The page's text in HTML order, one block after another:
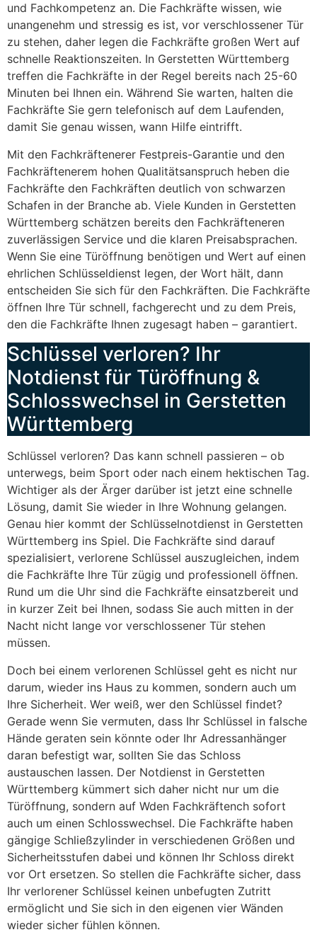
und Fachkompetenz an. Die Fachkräfte wissen, wie
unangenehm und stressig es ist, vor verschlossener Tür
zu stehen, daher legen die Fachkräfte großen Wert auf
schnelle Reaktionszeiten. In Gerstetten Württemberg
treffen die Fachkräfte in der Regel bereits nach 25-60
Minuten bei Ihnen ein. Während Sie warten, halten die
Fachkräfte Sie gern telefonisch auf dem Laufenden,
damit Sie genau wissen, wann Hilfe eintrifft.
Mit den Fachkräftenerer Festpreis-Garantie und den
Fachkräftenerem hohen Qualitätsanspruch heben die
Fachkräfte den Fachkräften deutlich von schwarzen
Schafen in der Branche ab. Viele Kunden in Gerstetten
Württemberg schätzen bereits den Fachkräfteneren
zuverlässigen Service und die klaren Preisabsprachen.
Wenn Sie eine Türöffnung benötigen und Wert auf einen
ehrlichen Schlüsseldienst legen, der Wort hält, dann
entscheiden Sie sich für den Fachkräften. Die Fachkräfte
öffnen Ihre Tür schnell, fachgerecht und zu dem Preis,
den die Fachkräfte Ihnen zugesagt haben – garantiert.
Schlüssel verloren? Ihr
Notdienst für Türöffnung &
Schlosswechsel in Gerstetten
Württemberg
Schlüssel verloren? Das kann schnell passieren – ob
unterwegs, beim Sport oder nach einem hektischen Tag.
Wichtiger als der Ärger darüber ist jetzt eine schnelle
Lösung, damit Sie wieder in Ihre Wohnung gelangen.
Genau hier kommt der Schlüsselnotdienst in Gerstetten
Württemberg ins Spiel. Die Fachkräfte sind darauf
spezialisiert, verlorene Schlüssel auszugleichen, indem
die Fachkräfte Ihre Tür zügig und professionell öffnen.
Rund um die Uhr sind die Fachkräfte einsatzbereit und
in kurzer Zeit bei Ihnen, sodass Sie auch mitten in der
Nacht nicht lange vor verschlossener Tür stehen
müssen.
Doch bei einem verlorenen Schlüssel geht es nicht nur
darum, wieder ins Haus zu kommen, sondern auch um
Ihre Sicherheit. Wer weiß, wer den Schlüssel findet?
Gerade wenn Sie vermuten, dass Ihr Schlüssel in falsche
Hände geraten sein könnte oder Ihr Adressanhänger
daran befestigt war, sollten Sie das Schloss
austauschen lassen. Der Notdienst in Gerstetten
Württemberg kümmert sich daher nicht nur um die
Türöffnung, sondern auf Wden Fachkräftench sofort
auch um einen Schlosswechsel. Die Fachkräfte haben
gängige Schließzylinder in verschiedenen Größen und
Sicherheitsstufen dabei und können Ihr Schloss direkt
vor Ort ersetzen. So stellen die Fachkräfte sicher, dass
Ihr verlorener Schlüssel keinen unbefugten Zutritt
ermöglicht und Sie sich in den eigenen vier Wänden
wieder sicher fühlen können.